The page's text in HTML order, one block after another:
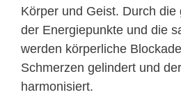
Körper und Geist. Durch die
der Energiepunkte und die
werden körperliche
Schmerzen gelindert und
harmonisiert.